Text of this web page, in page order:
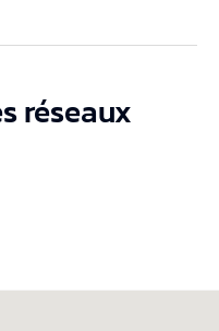
réseaux